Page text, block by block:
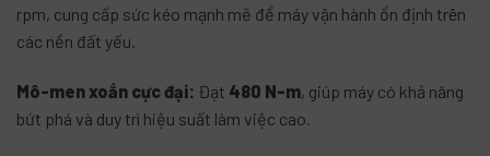
rpm, cung cấp sức kéo mạnh mẽ để máy vận hành ổn định trên
các nền đất yếu.
Mô-men xoắn cực đại: Đạt 480 N-m, giúp máy có khả năng
bứt phá và duy trì hiệu suất làm việc cao.